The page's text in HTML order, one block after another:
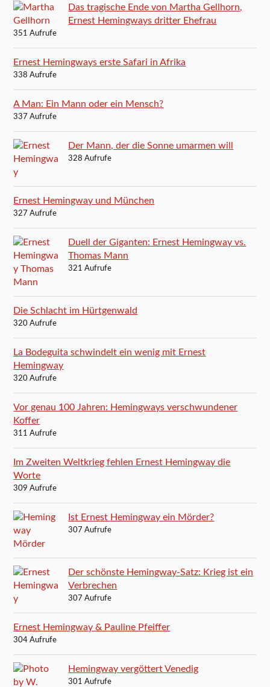
Das tragische Ende von Martha Gellhorn,
Ernest Hemingways dritter Ehefrau
351 Aufrufe
Ernest Hemingways erste Safari in Afrika
338 Aufrufe
A Man: Ein Mann oder ein Mensch?
337 Aufrufe
Der Mann, der die Sonne umarmen will
328 Aufrufe
Ernest Hemingway und München
327 Aufrufe
Duell der Giganten: Ernest Hemingway vs.
Thomas Mann
321 Aufrufe
Die Schlacht im Hürtgenwald
320 Aufrufe
La Bodeguita schwindelt ein wenig mit Ernest
Hemingway
320 Aufrufe
Vor genau 100 Jahren: Hemingways verschwundener
Koffer
311 Aufrufe
Im Zweiten Weltkrieg fehlen Ernest Hemingway die
Worte
309 Aufrufe
Ist Ernest Hemingway ein Mörder?
307 Aufrufe
Der schönste Hemingway-Satz: Krieg ist ein
Verbrechen
307 Aufrufe
Ernest Hemingway & Pauline Pfeiffer
304 Aufrufe
Hemingway vergöttert Venedig
301 Aufrufe